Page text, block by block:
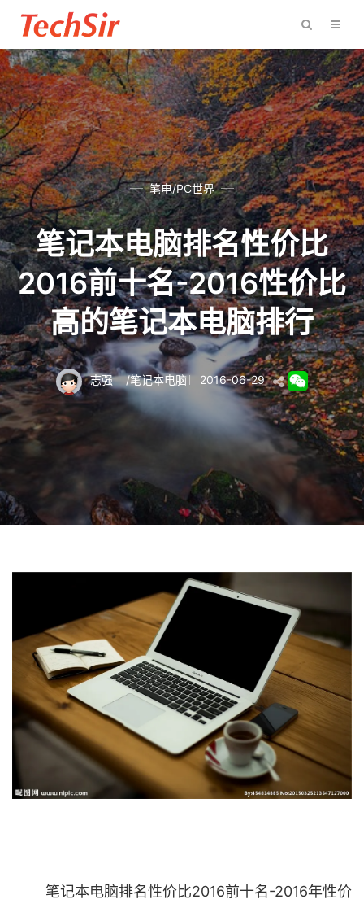
笔电/PC世界
笔记本电脑排名性价比
2016前十名-2016性价比
高的笔记本电脑排行
志强 /笔记本电脑 2016-06-29
笔记本电脑排名性价比2016前十名-2016年性价